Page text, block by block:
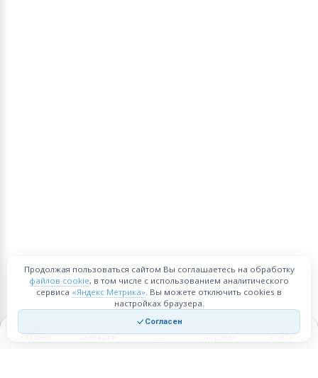
Главная Закладки Корзина Войти
Продолжая пользоваться сайтом Вы соглашаетесь на обработку
файлов cookie, в том числе с использованием аналитического
сервиса «Яндекс Метрика». Вы можете отключить cookies в
настройках браузера.
Согласен